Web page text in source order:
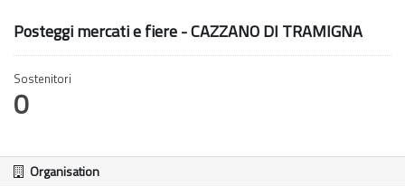
Posteggi mercati e fiere - CAZZANO DI TRAMIGNA
Sostenitori
0
Organisation